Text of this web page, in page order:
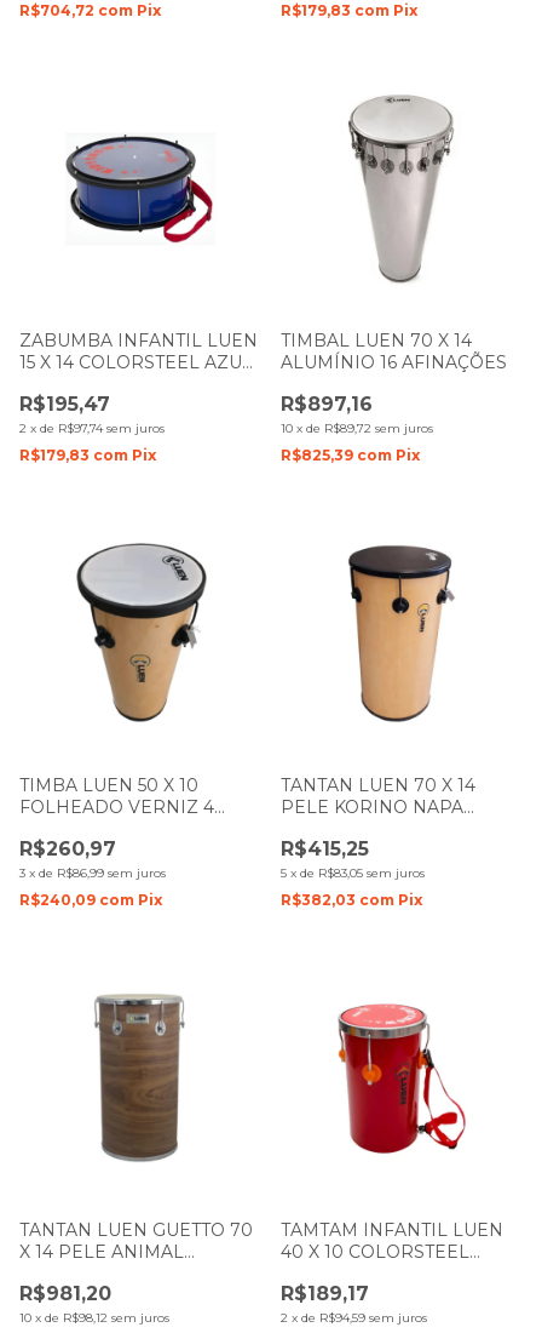
R$704,72 com Pix R$179,83 com Pix
ZABUMBA INFANTIL LUEN
15 X 14 COLORSTEEL AZUL
R$195,47
2 x de R$97,74 sem juros
R$179,83 com Pix
TIMBAL LUEN 70 X 14
ALUMÍNIO 16 AFINAÇÕES
R$897,16
10 x de R$89,72 sem juros
R$825,39 com Pix
TIMBA LUEN 50 X 10
FOLHEADO VERNIZ 4
R$260,97
3 x de R$86,99 sem juros
R$240,09 com Pix
TANTAN LUEN 70 X 14
PELE KORINO NAPA
R$415,25
5 x de R$83,05 sem juros
R$382,03 com Pix
TANTAN LUEN GUETTO 70
X 14 PELE ANIMAL
R$981,20
10 x de R$98,12 sem juros
TAMTAM INFANTIL LUEN
40 X 10 COLORSTEEL
VERMELHA
R$189,17
2 x de R$94,59 sem juros